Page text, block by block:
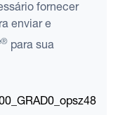
fornecer
enviar e
para sua